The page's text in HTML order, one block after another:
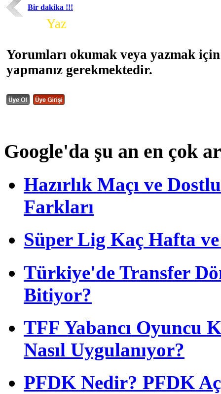
Bir dakika !!!
Yaz
Yorumları okumak veya yazmak
yapmanız gerekmektedir.
Google'da şu an en çok
Hazırlık Maçı ve
Farkları
Süper Lig Kaç Hafta
Türkiye'de Transfer
Bitiyor?
TFF Yabancı Oyuncu
Nasıl Uygulanıyor?
PFDK Nedir? PFDK